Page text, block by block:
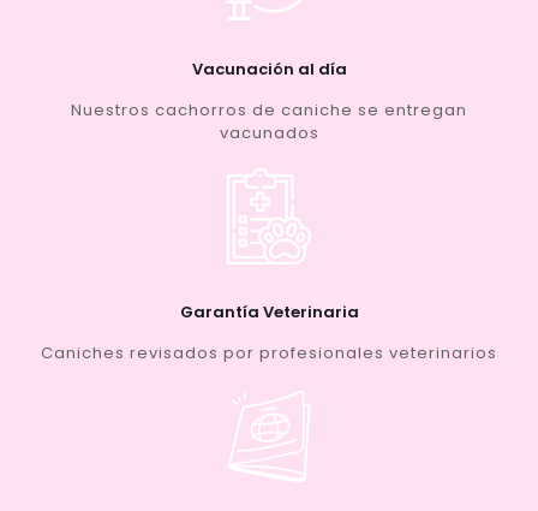
Vacunación al día
Nuestros cachorros de caniche se entregan
vacunados
Garantía Veterinaria
Caniches revisados por profesionales veterinarios